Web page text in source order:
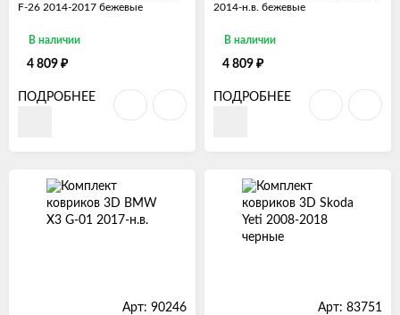
F-26 2014-2017 бежевые
В наличии
4 809 ₽
ПОДРОБНЕЕ
2014-н.в. бежевые
В наличии
4 809 ₽
ПОДРОБНЕЕ
Арт: 90246
Арт: 83751